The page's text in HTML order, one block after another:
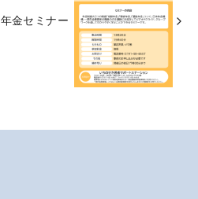
年金セミナー